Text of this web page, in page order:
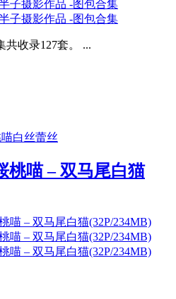
共收录127套。 ...
白丝蕾丝
桃喵 – 双马尾白猫